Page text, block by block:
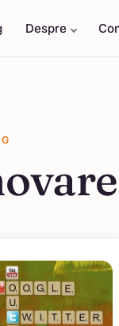
Despre